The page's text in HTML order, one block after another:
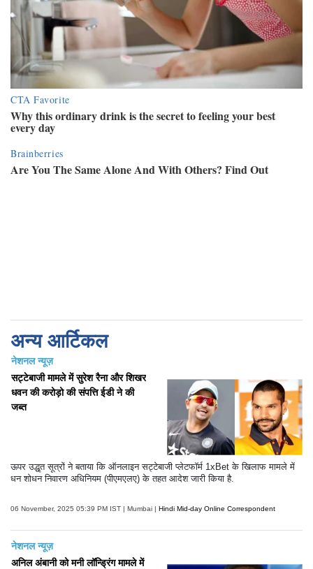
अन्य आर्टिकल
नेशनल न्यूज़
सट्टेबाजी मामले में सुरेश रैना और शिखर
धवन की करोड़ो की संपत्ति ईडी ने की
जब्त
ऊपर उद्धृत सूत्रों ने बताया कि ऑनलाइन सट्टेबाजी प्लेटफॉर्म 1xBet के खिलाफ मामले में
धन शोधन निवारण अधिनियम (पीएमएलए) के तहत आदेश जारी किया है.
06 November, 2025 05:39 PM IST | Mumbai | Hindi Mid-day Online Correspondent
नेशनल न्यूज़
अनिल अंबानी को मनी लॉन्ड्रिंग मामले में